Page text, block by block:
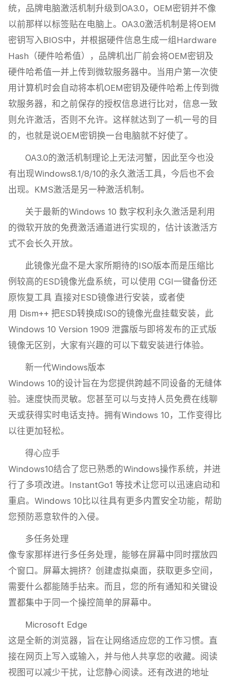
统，品牌电脑激活机制升级到OA3.0，OEM密钥并不像
以前那样以标签贴在电脑上。OA3.0激活机制是将OEM
密钥写入BIOS中，并根据硬件信息生成一组Hardware
Hash（硬件哈希值），品牌机出厂前会将OEM密钥及
硬件哈希值一并上传到微软服务器中。当用户第一次使
用计算机时会自动将本机OEM密钥及硬件哈希上传到微
软服务器，和之前保存的授权信息进行比对，信息一致
则允许激活，否则不允许。这样就达到了一机一号的目
的，也就是说OEM密钥换一台电脑就不好使了。
OA3.0的激活机制理论上无法河蟹，因此至今也没
有出现Windows8.1/8/10的永久激活工具，今后也不会
出现。KMS激活是另一种激活机制。
关于最新的Windows 10 数字权利永久激活是利用
的微软开放的免费激活通道进行实现的，估计该激活方
式不会长久开放。
此镜像光盘不是大家所期待的ISO版本而是压缩比
例较高的ESD镜像光盘系统，可以使用 CGI一键备份还
原恢复工具 直接对ESD镜像进行安装，或者使
用 Dism++ 把ESD转换成ISO的镜像光盘挂载安装，此
Windows 10 Version 1909 泄露版与即将发布的正式版
镜像无区别，大家有兴趣的可以下载安装进行体验。
新一代Windows版本
Windows 10的设计旨在为您提供跨越不同设备的无缝体
验。速度快而灵敏。您甚至可以与支持人员免费在线聊
天或获得实时电话支持。拥有Windows 10，工作变得比
以往更加轻松。
得心应手
Windows10结合了您已熟悉的Windows操作系统，并进
行了多项改进。InstantGo1 等技术让您可以迅速启动和
重启。Windows 10比以往具有更多内置安全功能，帮助
您预防恶意软件的入侵。
多任务处理
像专家那样进行多任务处理，能够在屏幕中同时摆放四
个窗口。屏幕太拥挤？创建虚拟桌面，获取更多空间，
需要什么都能随手拈来。而且，您的所有通知和关键设
置都集中于同一个操控简单的屏幕中。
Microsoft Edge
这是全新的浏览器，旨在让网络适应您的工作习惯。直
接在网页上写入或输入，并与他人共享您的收藏。阅读
视图可以减少干扰，让您静心阅读。还有改进的地址